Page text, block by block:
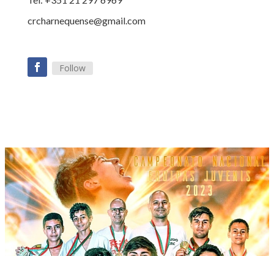
crcharnequense@gmail.com
Follow